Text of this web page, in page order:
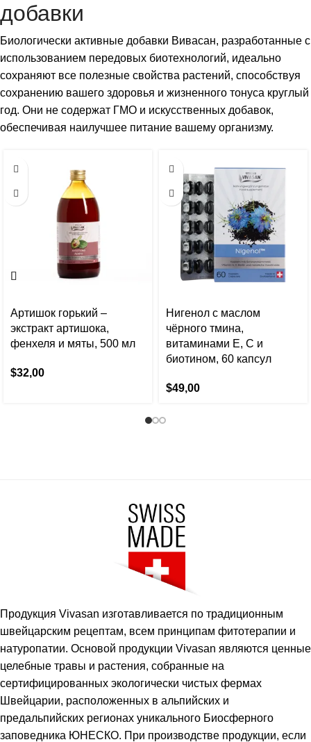
добавки
Биологически активные добавки Вивасан, разработанные с
использованием передовых биотехнологий, идеально
сохраняют все полезные свойства растений, способствуя
сохранению вашего здоровья и жизненного тонуса круглый
год. Они не содержат ГМО и искусственных добавок,
обеспечивая наилучшее питание вашему организму.
Артишок горький –
экстракт артишока,
фенхеля и мяты, 500 мл
$32,00
Нигенол с маслом
чёрного тмина,
витаминами E, C и
биотином, 60 капсул
$49,00
Продукция Vivasan изготавливается по традиционным
швейцарским рецептам, всем принципам фитотерапии и
натуропатии. Основой продукции Vivasan являются ценные
целебные травы и растения, собранные на
сертифицированных экологически чистых фермах
Швейцарии, расположенных в альпийских и
предальпийских регионах уникального Биосферного
заповедника ЮНЕСКО. При производстве продукции, если